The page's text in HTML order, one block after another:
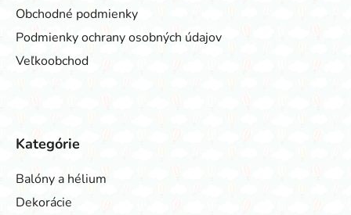
Obchodné podmienky
Podmienky ochrany osobných údajov
Veľkoobchod
Kategórie
Balóny a hélium
Dekorácie